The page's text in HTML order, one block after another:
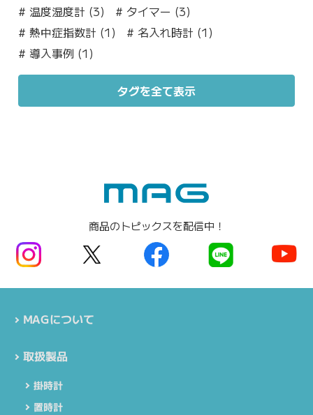
# 温度湿度計 (3) # タイマー (3)
# 熱中症指数計 (1) # 名入れ時計 (1)
# 導入事例 (1)
タグを全て表示
商品のトピックスを配信中！
MAGについて
取扱製品
掛時計
置時計